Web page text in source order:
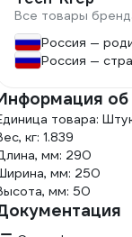
Все товары
Россия —
Россия —
об
товара:
кг: 1.839
мм: 290
мм: 250
мм: 50